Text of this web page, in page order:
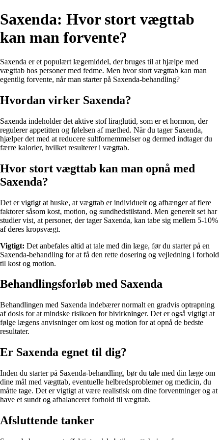
Saxenda: Hvor stort vægttab
kan man forvente?
Saxenda er et populært lægemiddel, der bruges til at hjælpe med
vægttab hos personer med fedme. Men hvor stort vægttab kan man
egentlig forvente, når man starter på Saxenda-behandling?
Hvordan virker Saxenda?
Saxenda indeholder det aktive stof liraglutid, som er et hormon, der
regulerer appetitten og følelsen af mæthed. Når du tager Saxenda,
hjælper det med at reducere sultfornemmelser og dermed indtager du
færre kalorier, hvilket resulterer i vægttab.
Hvor stort vægttab kan man opnå med
Saxenda?
Det er vigtigt at huske, at vægttab er individuelt og afhænger af flere
faktorer såsom kost, motion, og sundhedstilstand. Men generelt set har
studier vist, at personer, der tager Saxenda, kan tabe sig mellem 5-10%
af deres kropsvægt.
Vigtigt: Det anbefales altid at tale med din læge, før du starter på en
Saxenda-behandling for at få den rette dosering og vejledning i forhold
til kost og motion.
Behandlingsforløb med Saxenda
Behandlingen med Saxenda indebærer normalt en gradvis optrapning
af dosis for at mindske risikoen for bivirkninger. Det er også vigtigt at
følge lægens anvisninger om kost og motion for at opnå de bedste
resultater.
Er Saxenda egnet til dig?
Inden du starter på Saxenda-behandling, bør du tale med din læge om
dine mål med vægttab, eventuelle helbredsproblemer og medicin, du
måtte tage. Det er vigtigt at være realistisk om dine forventninger og at
have et sundt og afbalanceret forhold til vægttab.
Afsluttende tanker